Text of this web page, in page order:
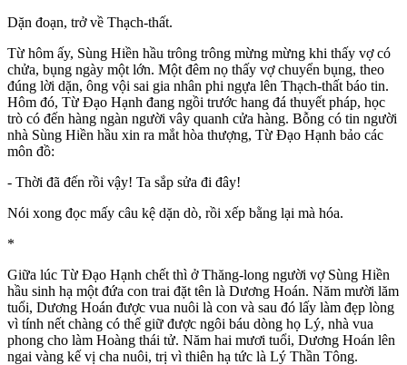
Dặn đoạn, trở về Thạch-thất.
Từ hôm ấy, Sùng Hiền hầu trông trông mừng mừng khi thấy vợ có
chửa, bụng ngày một lớn. Một đêm nọ thấy vợ chuyển bụng, theo
đúng lời dặn, ông vội sai gia nhân phi ngựa lên Thạch-thất báo tin.
Hôm đó, Từ Đạo Hạnh đang ngồi trước hang đá thuyết pháp, học
trò có đến hàng ngàn người vây quanh cửa hàng. Bỗng có tin người
nhà Sùng Hiền hầu xin ra mắt hòa thượng, Từ Đạo Hạnh bảo các
môn đồ:
- Thời đã đến rồi vậy! Ta sắp sửa đi đây!
Nói xong đọc mấy câu kệ dặn dò, rồi xếp bằng lại mà hóa.
*
Giữa lúc Từ Đạo Hạnh chết thì ở Thăng-long người vợ Sùng Hiền
hầu sinh hạ một đứa con trai đặt tên là Dương Hoán. Năm mười lăm
tuổi, Dương Hoán được vua nuôi là con và sau đó lấy làm đẹp lòng
vì tính nết chàng có thể giữ được ngôi báu dòng họ Lý, nhà vua
phong cho làm Hoàng thái tử. Năm hai mươi tuổi, Dương Hoán lên
ngai vàng kế vị cha nuôi, trị vì thiên hạ tức là Lý Thần Tông.